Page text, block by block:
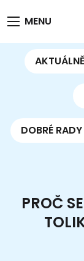
MENU
DOBRÉ
PROČ